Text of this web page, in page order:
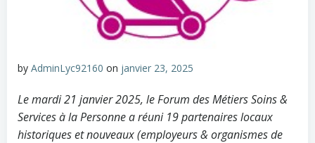
by AdminLyc92160 on janvier 23, 2025
Le mardi 21 janvier 2025, le Forum des Métiers Soins &
Services à la Personne a réuni 19 partenaires locaux
historiques et nouveaux (employeurs & organismes de